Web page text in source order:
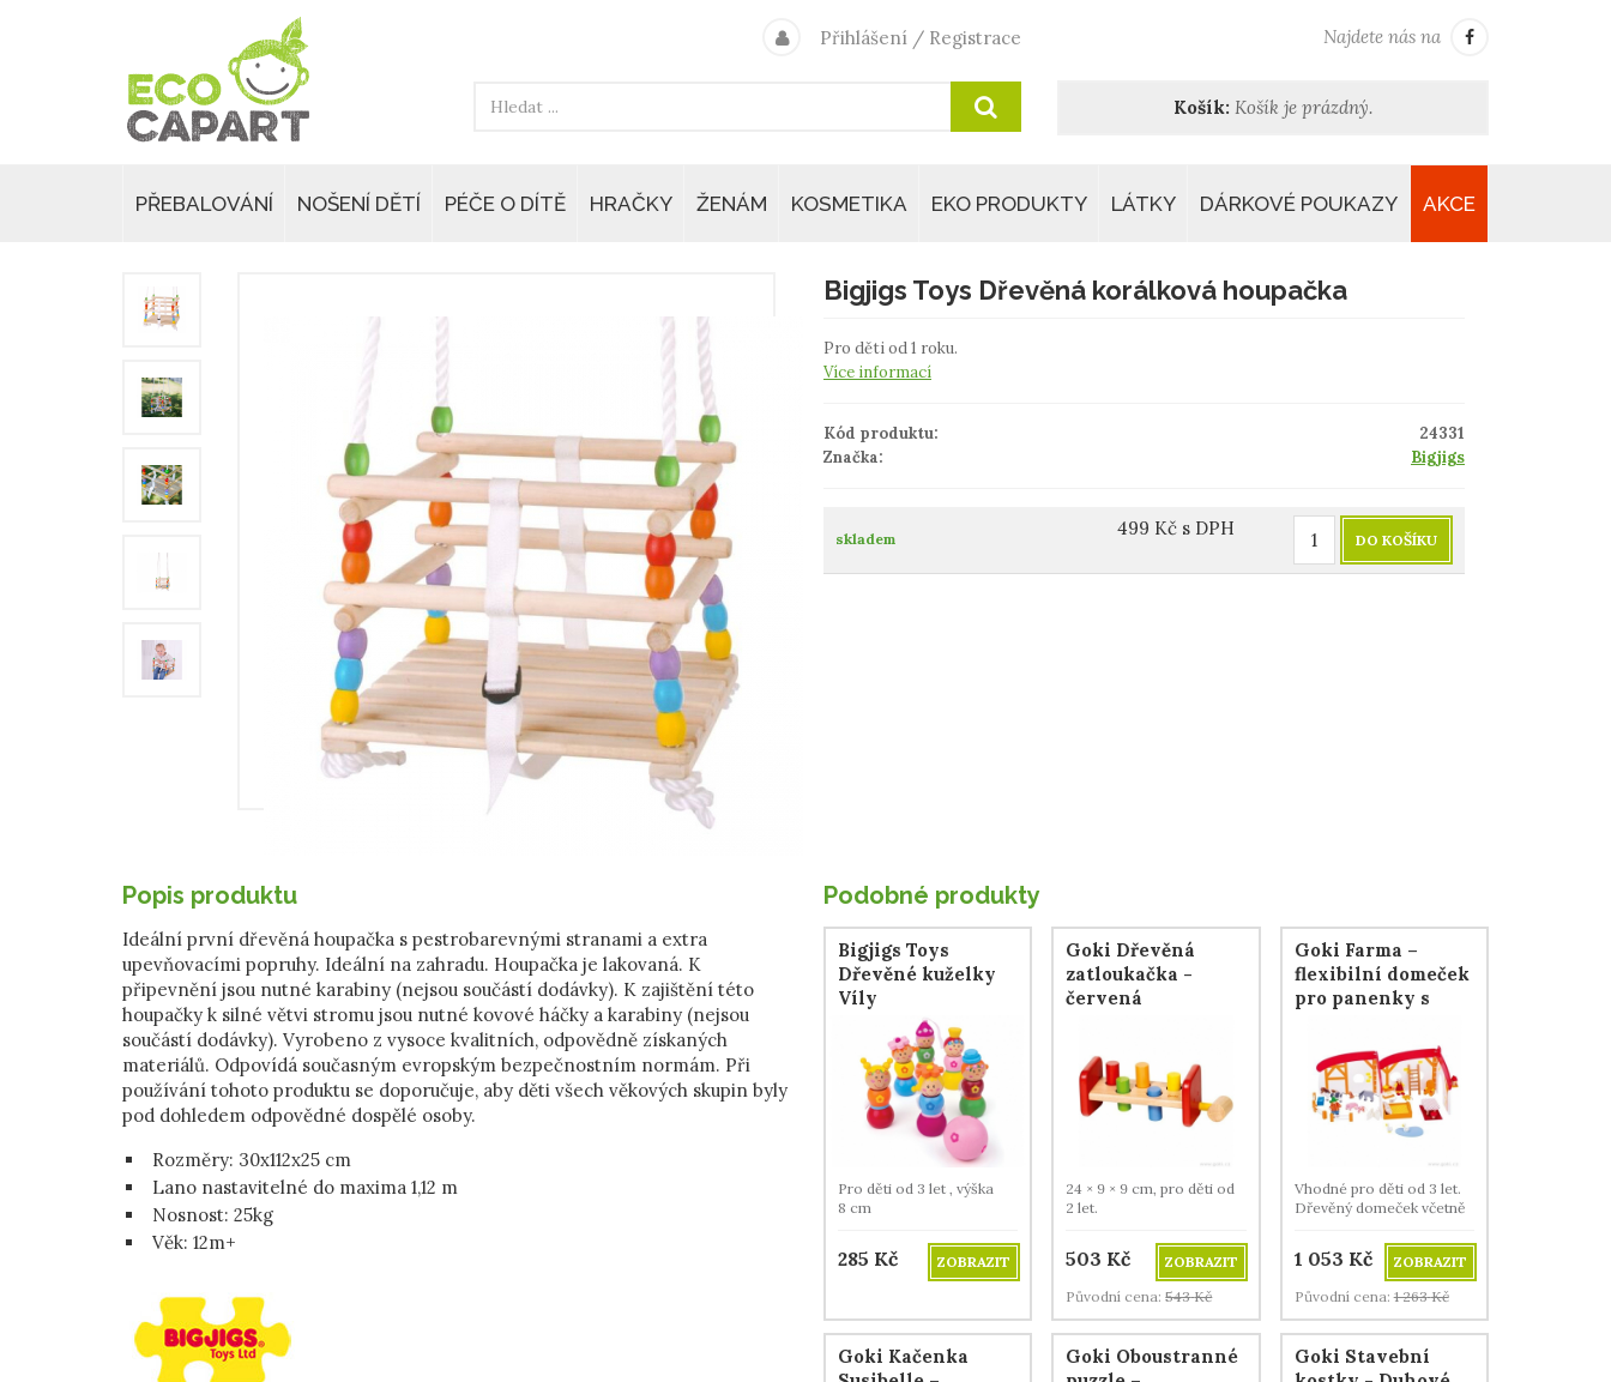
Přihlášení / Registrace Najdete nás na
Košík: Košík je prázdný.
PŘEBALOVÁNÍ NOŠENÍ DĚTÍ PÉČE O DÍTĚ HRAČKY ŽENÁM KOSMETIKA EKO PRODUKTY LÁTKY DÁRKOVÉ POUKAZY AKCE
Bigjigs Toys Dřevěná korálková houpačka
Pro děti od 1 roku.
Více informací
Kód produktu:
24331
Značka:
Bigjigs
skladem 499 Kč s DPH
DO KOŠÍKU
Popis produktu
Ideální první dřevěná houpačka s pestrobarevnými stranami a extra
upevňovacími popruhy. Ideální na zahradu. Houpačka je lakovaná. K
připevnění jsou nutné karabiny (nejsou součástí dodávky). K zajištění této
houpačky k silné větvi stromu jsou nutné kovové háčky a karabiny (nejsou
součástí dodávky). Vyrobeno z vysoce kvalitních, odpovědně získaných
materiálů. Odpovídá současným evropským bezpečnostním normám. Při
používání tohoto produktu se doporučuje, aby děti všech věkových skupin byly
pod dohledem odpovědné dospělé osoby.
Rozměry: 30x112x25 cm
Lano nastavitelné do maxima 1,12 m
Nosnost: 25kg
Věk: 12m+
Podobné produkty
Bigjigs Toys
Dřevěné kuželky
Víly
Pro děti od 3 let , výška
8 cm
285 Kč ZOBRAZIT
Goki Dřevěná
zatloukačka -
červená
24 × 9 × 9 cm, pro děti od
2 let.
503 Kč
ZOBRAZIT
Původní cena:543 Kč
Goki Farma –
flexibilní domeček
pro panenky s
Vhodné pro děti od 3 let.
Dřevěný domeček včetně
1 053 Kč
ZOBRAZIT
Původní cena:1 263 Kč
Goki Kačenka
Goki Oboustranné
Goki Stavební